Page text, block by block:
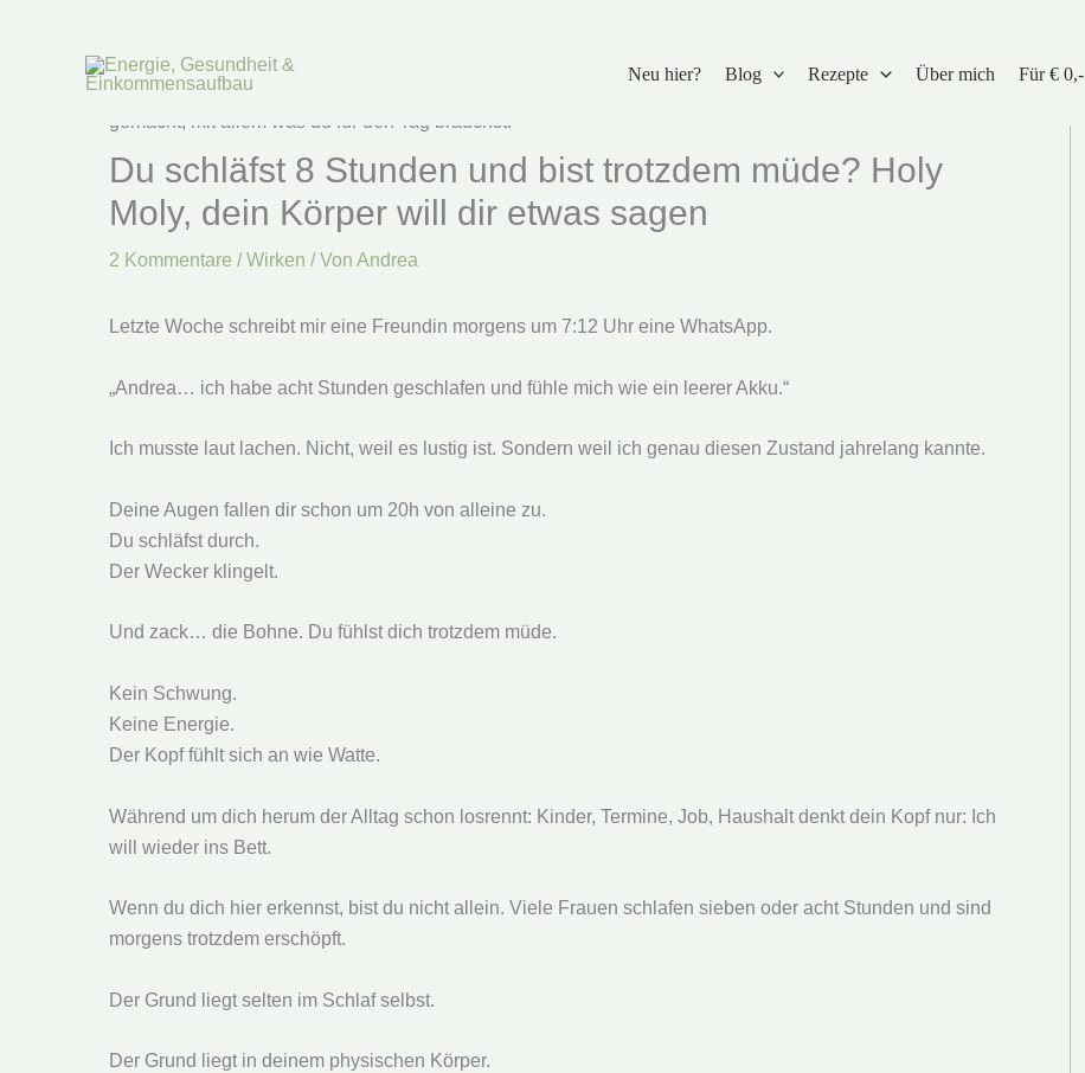
Neu hier? Blog Rezepte Über mich Für € 0,-
Du schläfst 8 Stunden und bist trotzdem müde? Holy
Moly, dein Körper will dir etwas sagen
2 Kommentare /Wirken / Von Andrea
Letzte Woche schreibt mir eine Freundin morgens um 7:12 Uhr eine WhatsApp.
„Andrea… ich habe acht Stunden geschlafen und fühle mich wie ein leerer Akku.“
Ich musste laut lachen. Nicht, weil es lustig ist. Sondern weil ich genau diesen Zustand jahrelang kannte.
Deine Augen fallen dir schon um 20h von alleine zu.
Du schläfst durch.
Der Wecker klingelt.
Und zack… die Bohne. Du fühlst dich trotzdem müde.
Kein Schwung.
Keine Energie.
Der Kopf fühlt sich an wie Watte.
Während um dich herum der Alltag schon losrennt: Kinder, Termine, Job, Haushalt denkt dein Kopf nur: Ich
will wieder ins Bett.
Wenn du dich hier erkennst, bist du nicht allein. Viele Frauen schlafen sieben oder acht Stunden und sind
morgens trotzdem erschöpft.
Der Grund liegt selten im Schlaf selbst.
Der Grund liegt in deinem physischen Körper.